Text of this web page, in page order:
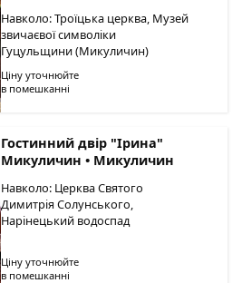
Навколо: Троїцька церква, Музей
звичаєвої символіки
Гуцульщини (Микуличин)
Ціну уточнюйте
в помешканні
Гостинний двір "Ірина"
Микуличин • Микуличин
Навколо: Церква Святого
Димитрія Солунського,
Нарінецький водоспад
Ціну уточнюйте
в помешканні